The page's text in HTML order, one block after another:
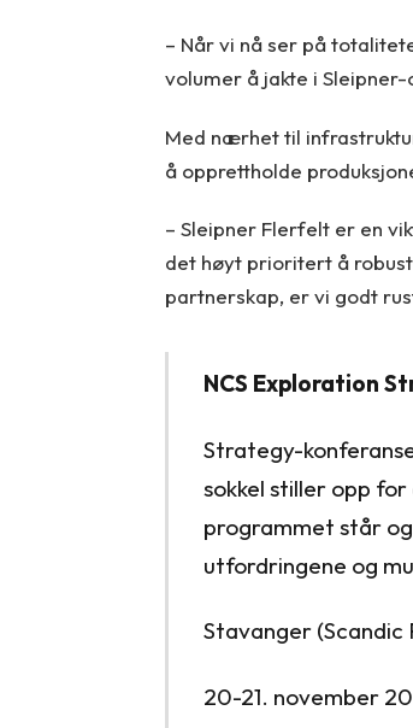
– Når vi nå ser på
volumer å jakte i
Med nærhet til
å opprettholde
– Sleipner Flerfelt er en
det høyt prioritert å
partnerskap, er vi godt
NCS Exploration
Strategy-
sokkel stiller opp
programmet står
utfordringene og
Stavanger (Scandic
20-21. november